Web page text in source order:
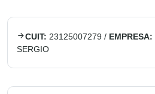
CUIT: 23125007279 / EMPRESA:
SERGIO